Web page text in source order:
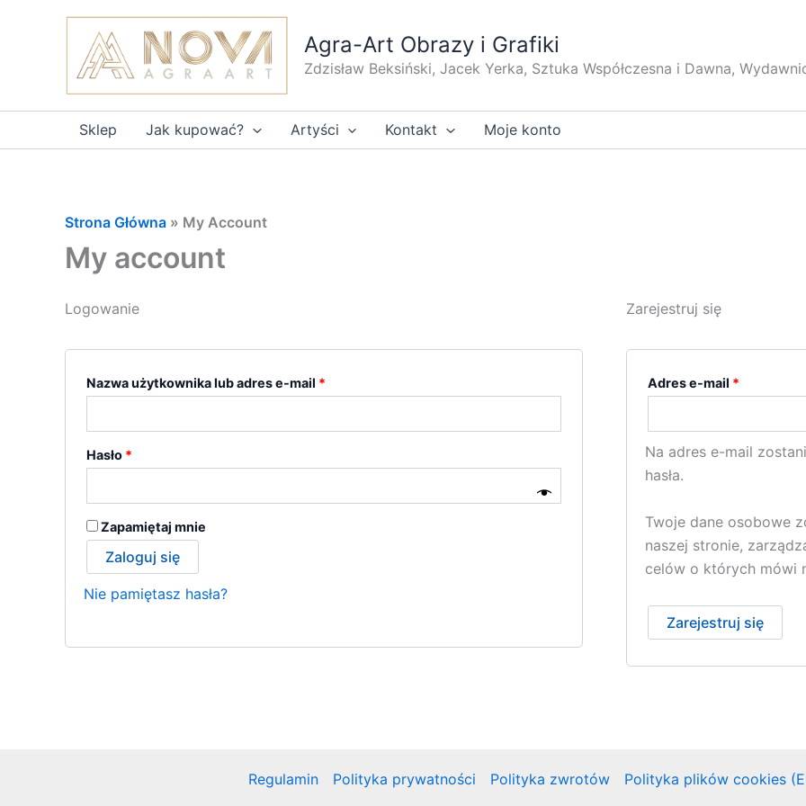
Agra-Art Obrazy i Grafiki
Zdzisław Beksiński, Jacek Yerka, Sztuka Współczesna i Dawna,
Sklep Jak kupować? Artyści Kontakt Moje konto
Strona Główna » My Account
My account
Logowanie
Nazwa użytkownika lub adres e-mail *
Hasło *
Zapamiętaj mnie
Zaloguj się
Nie pamiętasz hasła?
Zarejestruj się
Adres e-mail *
Na adres e-mail
hasła.
Twoje dane osobowe
naszej stronie,
celów o których mówi
Zarejestruj się
Regulamin Polityka prywatności Polityka zwrotów Polityka plików cookies